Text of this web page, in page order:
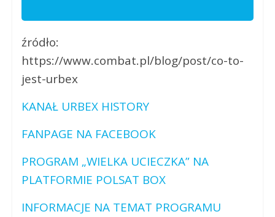
źródło:
https://www.combat.pl/blog/post/co-to-
jest-urbex
KANAŁ URBEX HISTORY
FANPAGE NA FACEBOOK
PROGRAM „WIELKA UCIECZKA” NA
PLATFORMIE POLSAT BOX
INFORMACJE NA TEMAT PROGRAMU